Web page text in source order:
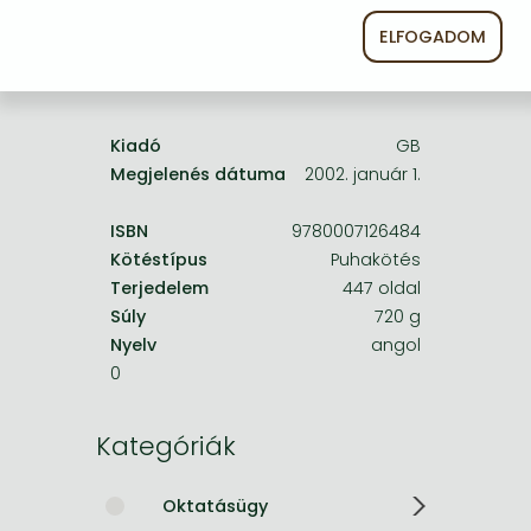
One-Punch Man manga
Kiadó
GB
Megjelenés dátuma
2002. január 1.
ISBN
9780007126484
Kötéstípus
Puhakötés
Terjedelem
447 oldal
Súly
720 g
Nyelv
angol
0
Kategóriák
Oktatásügy
ELFOGADOM